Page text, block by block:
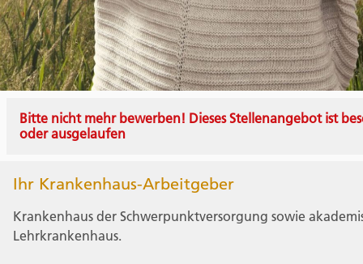
Bitte nicht mehr bewerben! Dieses Stellenangebot ist
oder ausgelaufen
Ihr Krankenhaus-Arbeitgeber
Krankenhaus der Schwerpunktversorgung sowie
Lehrkrankenhaus.